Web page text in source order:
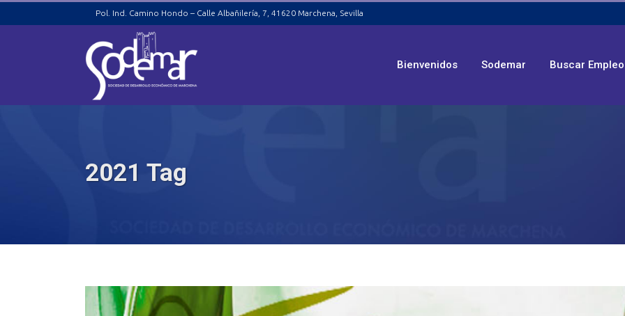
Pol. Ind. Camino Hondo – Calle Albañilería, 7, 41620 Marchena, Sevilla
Bienvenidos Sodemar Buscar Empleo
2021 Tag